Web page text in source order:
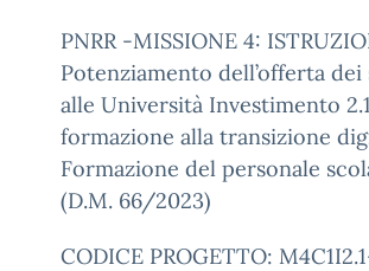
PNRR -MISSIONE 4:
Potenziamento dell’offerta
alle Università Investimento
formazione alla transizione
Formazione del personale
(D.M. 66/2023)
CODICE PROGETTO: